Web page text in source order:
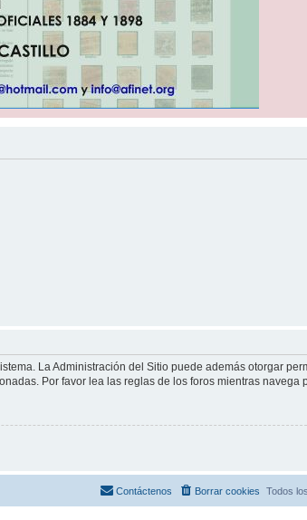
La Administración del Sitio puede además otorgar
Por favor lea las reglas de los foros mientras navega
Todos
Borrar cookies
Contáctenos